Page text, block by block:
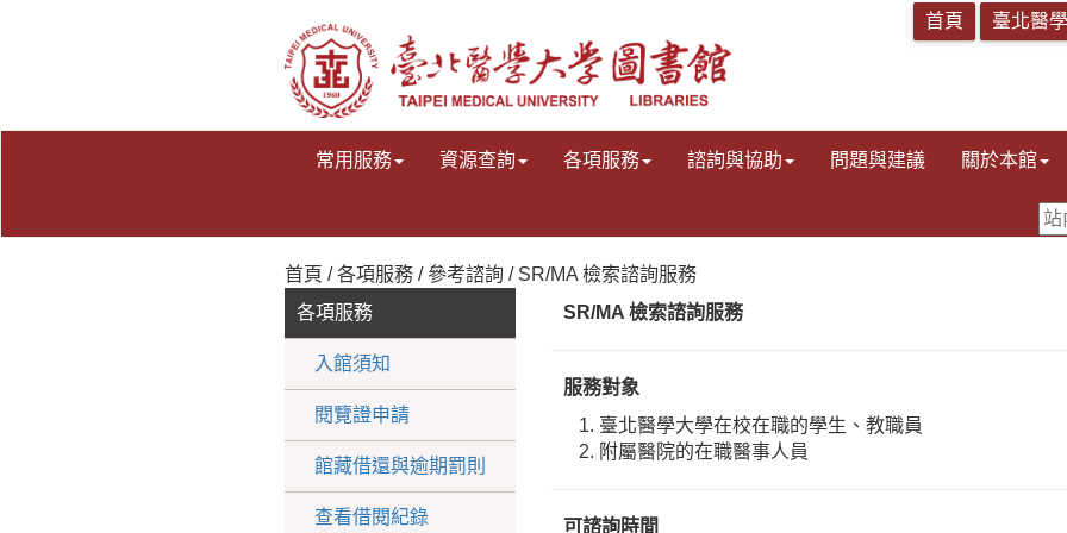
常用服務 資源查詢 各項服務 諮詢與協助 問題與建議 關於本館
首頁 / 各項服務 / 參考諮詢 / SR/MA 檢索諮詢服務
各項服務
入館須知
閱覽證申請
館藏借還與逾期罰則
查看借閱紀錄
SR/MA 檢索諮詢服務
服務對象
臺北醫學大學在校在職的學生、教職員
附屬醫院的在職醫事人員
可諮詢時間